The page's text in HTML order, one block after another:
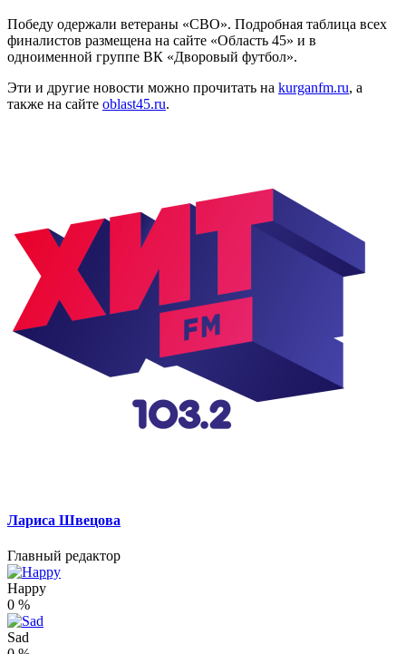
Победу одержали ветераны «СВО». Подробная таблица всех
финалистов размещена на сайте «Область 45» и в
одноименной группе ВК «Дворовый футбол».
Эти и другие новости можно прочитать на kurganfm.ru, а
также на сайте oblast45.ru.
Лариса Швецова
Главный редактор
Happy
0 %
Sad